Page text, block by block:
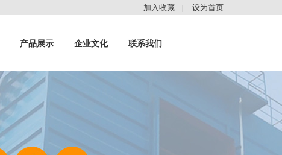
加入收藏 设为首页
产品展示 企业文化 联系我们